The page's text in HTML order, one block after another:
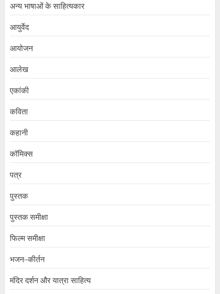
अन्य भाषाओं के साहित्यकार
आयुर्वेद
आयोजन
आलेख
एकांकी
कविता
कहानी
कॉमिक्स
पत्र
पुस्तक
पुस्तक समीक्षा
फिल्म समीक्षा
भजन–कीर्तन
मंदिर दर्शन और यात्रा साहित्य